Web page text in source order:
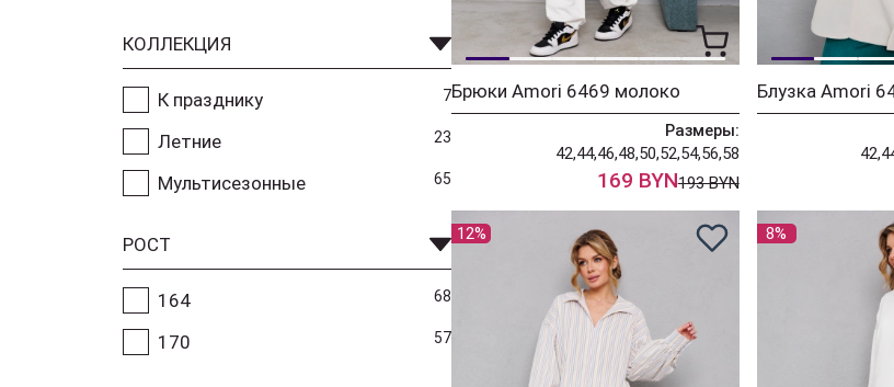
КОЛЛЕКЦИЯ
К празднику 7
Летние 23
Мультисезонные 65
РОСТ
164 68
170 57
Брюки Amori 6469 молоко
Размеры:
42,44,46,48,50,52,54,56,58
169 BYN193 BYN
12% 8%